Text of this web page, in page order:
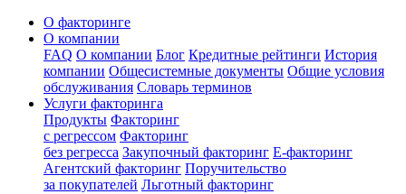
О факторинге
О компании
FAQ О компании Блог Кредитные рейтинги История
компании Общесистемные документы Общие условия
обслуживания Словарь терминов
Услуги факторинга
Продукты Факторинг
с регрессом Факторинг
без регресса Закупочный факторинг E-факторинг
Агентский факторинг Поручительство
за покупателей Льготный факторинг